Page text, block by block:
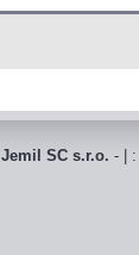
Jemil SC s.r.o. - |